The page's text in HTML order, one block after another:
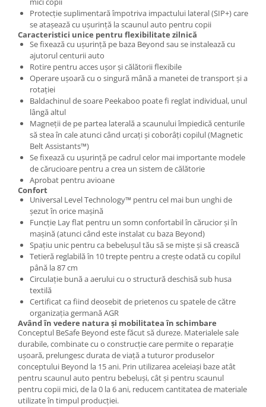
Protecție suplimentară împotriva impactului lateral (SIP+) care
se atașează cu ușurință la scaunul auto pentru copii
Caracteristici unice pentru flexibilitate zilnică
Se fixează cu ușurință pe baza Beyond sau se instalează cu
ajutorul centurii auto
Rotire pentru acces ușor și călătorii flexibile
Operare ușoară cu o singură mână a manetei de transport și a
rotației
Baldachinul de soare Peekaboo poate fi reglat individual, unul
lângă altul
Magneții de pe partea laterală a scaunului împiedică centurile
să stea în cale atunci când urcați și coborâți copilul (Magnetic
Belt Assistants™)
Se fixează cu ușurință pe cadrul celor mai importante modele
de cărucioare pentru a crea un sistem de călătorie
Aprobat pentru avioane
Confort
Universal Level Technology™ pentru cel mai bun unghi de
șezut în orice mașină
Funcție Lay flat pentru un somn confortabil în cărucior și în
mașină (atunci când este instalat cu baza Beyond)
Spațiu unic pentru ca bebelușul tău să se miște și să crească
Tetieră reglabilă în 10 trepte pentru a crește odată cu copilul
până la 87 cm
Circulație bună a aerului cu o structură deschisă sub husa
textilă
Certificat ca fiind deosebit de prietenos cu spatele de către
organizația germană AGR
Având în vedere natura și mobilitatea în schimbare
Conceptul BeSafe Beyond este făcut să dureze. Materialele sale
durabile, combinate cu o construcție care permite o reparație
ușoară, prelungesc durata de viață a tuturor produselor
conceptului Beyond la 15 ani. Prin utilizarea aceleiași baze atât
pentru scaunul auto pentru bebeluși, cât și pentru scaunul
pentru copii mici, de la 0 la 6 ani, reducem cantitatea de materiale
utilizate în timpul producției.